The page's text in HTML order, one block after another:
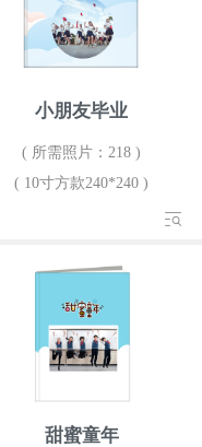
小朋友毕业
( 所需照片：218 )
( 10寸方款240*240 )
甜蜜童年